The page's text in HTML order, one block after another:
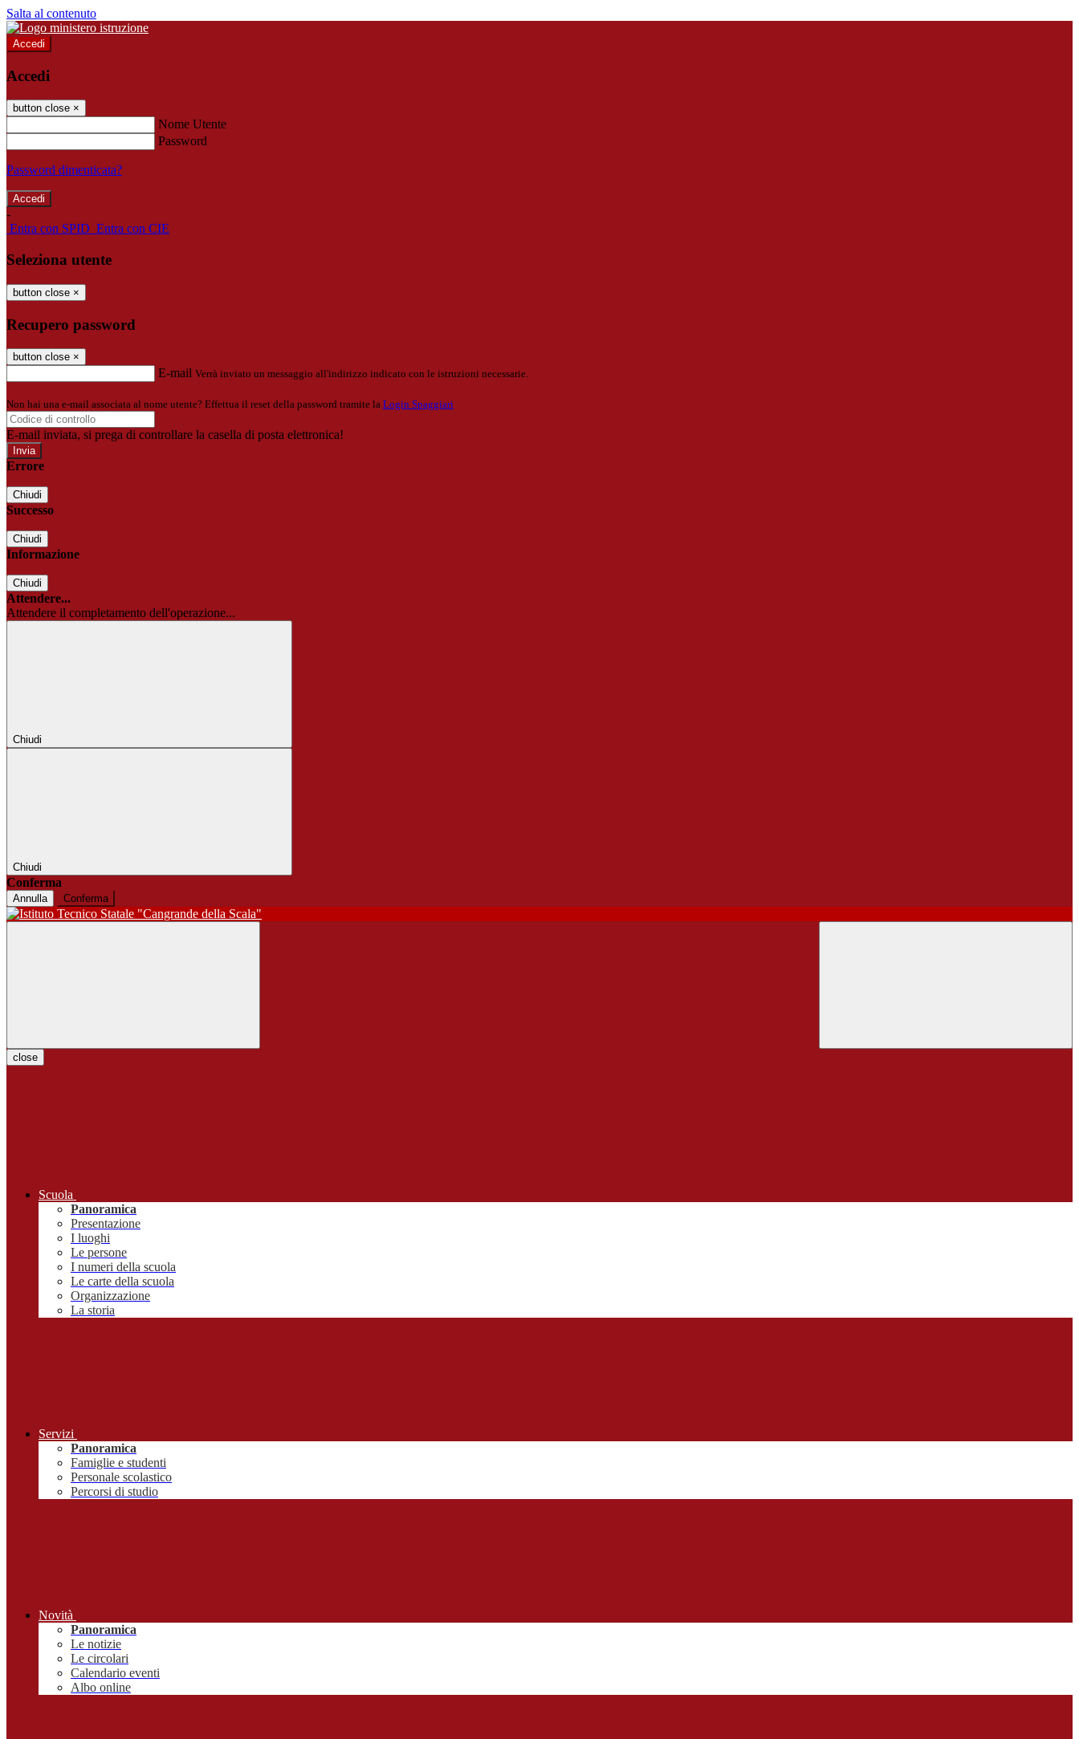
Salta al contenuto
Accedi
Accedi
button close ×
Nome Utente
Password
Password dimenticata?
-
Entra con SPID Entra con CIE
Seleziona utente
button close ×
Recupero password
button close ×
E-mail Verrà inviato un messaggio all'indirizzo indicato con le istruzioni necessarie.
Non hai una e-mail associata al nome utente? Effettua il reset della password tramite la Login Spaggiari
E-mail inviata, si prega di controllare la casella di posta elettronica!
Errore
Chiudi
Successo
Chiudi
Informazione
Chiudi
Attendere...
Attendere il completamento dell'operazione...
Chiudi
Chiudi
Conferma
Annulla Conferma
close
Scuola
Panoramica
Presentazione
I luoghi
Le persone
I numeri della scuola
Le carte della scuola
Organizzazione
La storia
Servizi
Panoramica
Famiglie e studenti
Personale scolastico
Percorsi di studio
Novità
Panoramica
Le notizie
Le circolari
Calendario eventi
Albo online